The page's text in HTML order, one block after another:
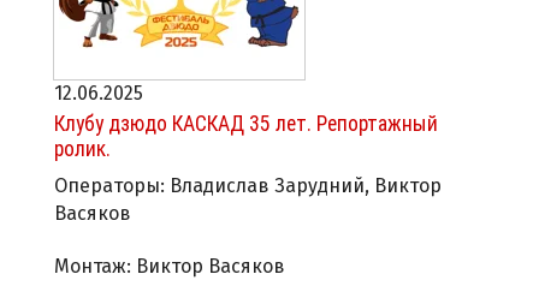
12.06.2025
Клубу дзюдо КАСКАД 35 лет. Репортажный
ролик.
Операторы: Владислав Зарудний, Виктор
Васяков
Монтаж: Виктор Васяков